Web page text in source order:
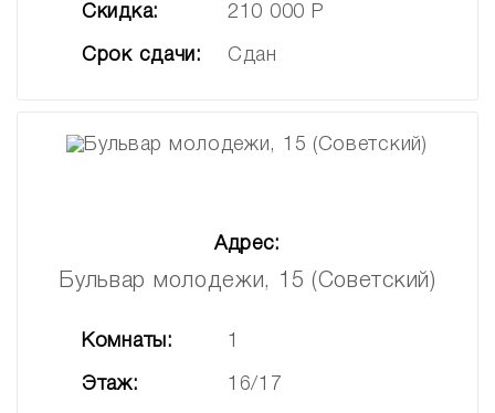
Скидка: 210 000 Р
Срок сдачи: Сдан
Адрес:
Бульвар молодежи, 15 (Советский)
Комнаты: 1
Этаж: 16/17